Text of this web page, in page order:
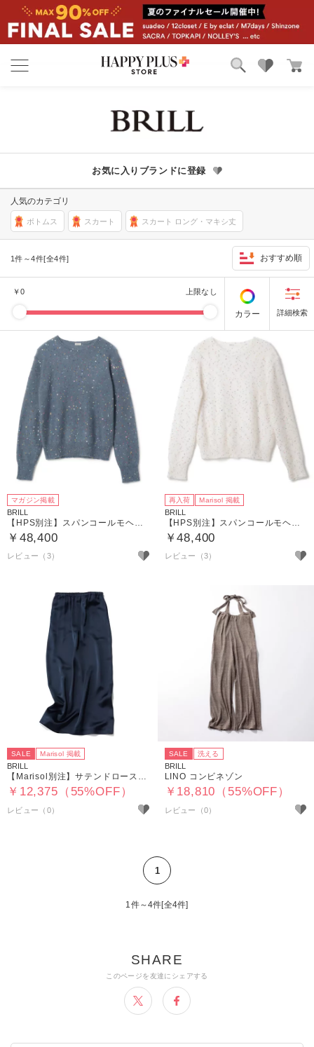
お気に入り
お気に入りブランドに登録
人気のカテゴリ
ボトムス スカート スカート ロング・マキシ丈
1件～4件[全4件] おすすめ順
￥0 上限なし
カラー
マガジン掲載
BRILL
【HPS別注】スパンコールモヘアプルオーバー
￥48,400
レビュー（3）
再入荷 Marisol 掲載
BRILL
【HPS別注】スパンコールモヘアプルオーバー
￥48,400
レビュー（3）
SALE Marisol 掲載
BRILL
【Marisol別注】サテンドローストリングスカート
￥12,375（55%OFF）
SALE 洗える
BRILL
LINO コンビネゾン
￥18,810（55%OFF）
1
1件～4件[全4件]